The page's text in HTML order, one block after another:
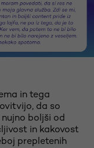
in tega
da so
nujno boljši od
in kakovost
prepletenih